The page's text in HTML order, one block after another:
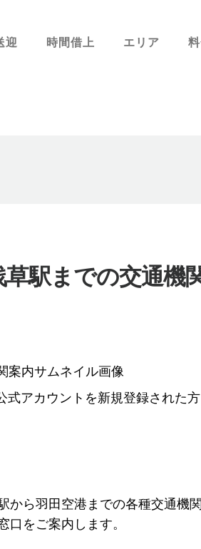
迎 時間借上 エリア
駅までの交通機
アカウントを新規登録された
から羽田空港までの各種交通機
口をご案内します。